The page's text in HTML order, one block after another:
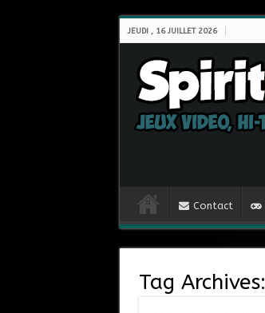
JEUDI , 16 JUILLET 2026
Contact
Tag Archives: